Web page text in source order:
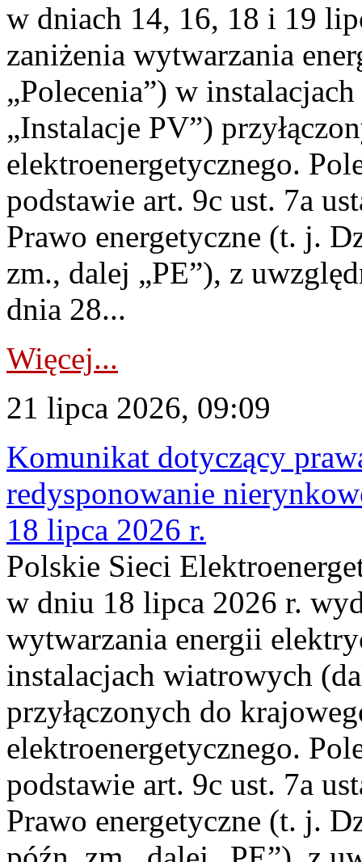
w dniach 14, 16, 18 i 19
zaniżenia wytwarzania
„Polecenia”) w
„Instalacje PV”)
elektroenergetycznego.
podstawie art. 9c ust. 7a
Prawo energetyczne (t. j.
zm., dalej „PE”), z
dnia 28...
Więcej...
21 lipca 2026, 09:09
Komunikat dotyczący
redysponowanie
18 lipca 2026 r.
Polskie Sieci
w dniu 18 lipca 2026 r.
wytwarzania energii
instalacjach wiatrowych
przyłączonych do
elektroenergetycznego.
podstawie art. 9c ust. 7a
Prawo energetyczne (t. j.